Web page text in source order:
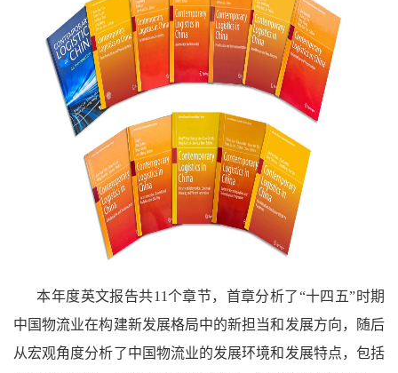
本年度英文报告共11个章节，首章分析了“十四五”时期
中国物流业在构建新发展格局中的新担当和发展方向，随后
从宏观角度分析了中国物流业的发展环境和发展特点，包括